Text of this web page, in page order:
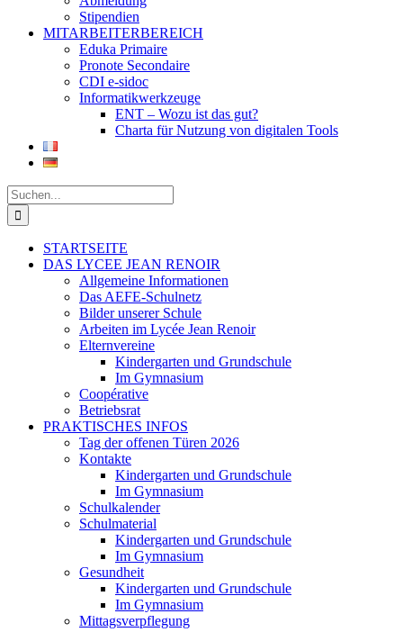
Stipendien
MITARBEITERBEREICH
Eduka Primaire
Pronote Secondaire
CDI e-sidoc
Informatikwerkzeuge
ENT – Wozu ist das gut?
Charta für Nutzung von digitalen Tools
Suche
nach:
STARTSEITE
DAS LYCEE JEAN RENOIR
Allgemeine Informationen
Das AEFE-Schulnetz
Bilder unserer Schule
Arbeiten im Lycée Jean Renoir
Elternvereine
Kindergarten und Grundschule
Im Gymnasium
Coopérative
Betriebsrat
PRAKTISCHES INFOS
Tag der offenen Türen 2026
Kontakte
Kindergarten und Grundschule
Im Gymnasium
Schulkalender
Schulmaterial
Kindergarten und Grundschule
Im Gymnasium
Gesundheit
Kindergarten und Grundschule
Im Gymnasium
Mittagsverpflegung